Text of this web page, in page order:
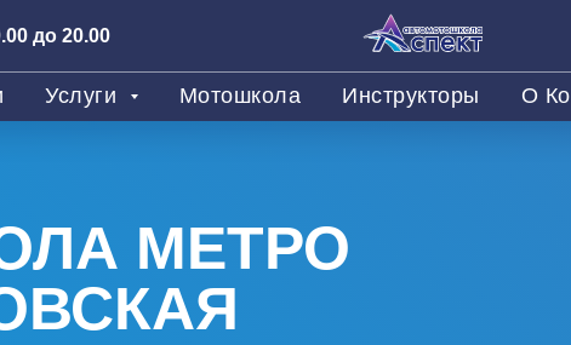
до 20.00
Услуги Мотошкола Инструкторы О
МЕТРО